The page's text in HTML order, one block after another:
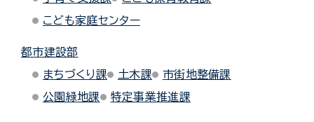
こども家庭センター
都市建設部
まちづくり課
土木課
市街地整備課
公園緑地課
特定事業推進課